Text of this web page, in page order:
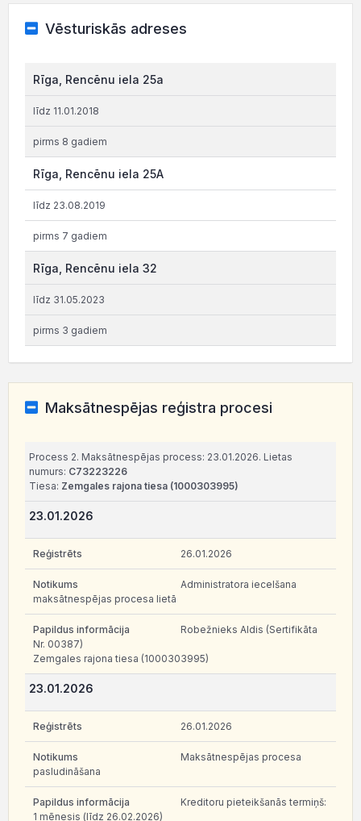
Vēsturiskās adreses
Rīga, Rencēnu iela 25a
līdz 11.01.2018
pirms 8 gadiem
Rīga, Rencēnu iela 25A
līdz 23.08.2019
pirms 7 gadiem
Rīga, Rencēnu iela 32
līdz 31.05.2023
pirms 3 gadiem
Maksātnespējas reģistra procesi
Process 2. Maksātnespējas process: 23.01.2026. Lietas
numurs: C73223226
Tiesa: Zemgales rajona tiesa (1000303995)
23.01.2026
26.01.2026
Administratora iecelšana
maksātnespējas procesa lietā
Robežnieks Aldis (Sertifikāta
Nr. 00387)
Zemgales rajona tiesa (1000303995)
23.01.2026
26.01.2026
Maksātnespējas procesa
pasludināšana
Kreditoru pieteikšanās termiņš:
1 mēnesis (līdz 26.02.2026)